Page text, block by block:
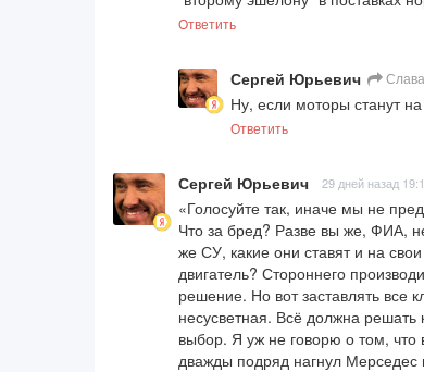
Ответить
Сергей Юрьевич
Ну, если моторы станут
Ответить
Сергей Юрьевич 29 дней назад
«Голосуйте так, иначе мы не
Что за бред? Разве вы же, ФИА,
же СУ, какие они ставят и на
двигатель? Стороннего
решение. Но вот заставлять все
несусветная. Всё должна решать
выбор. Я уж не говорю о том, что
дважды подряд нагнул Мерседес